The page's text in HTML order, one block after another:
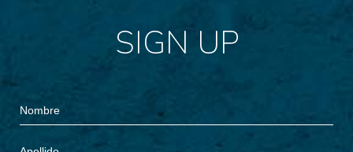
SIGN UP
Hidden
Field
Nombre
Apellido